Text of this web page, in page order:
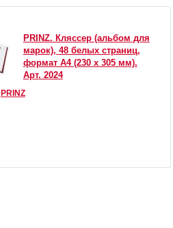
PRINZ. Кляссер (альбом для
марок), 48 белых страниц,
формат А4 (230 x 305 мм).
Арт. 2024
PRINZ